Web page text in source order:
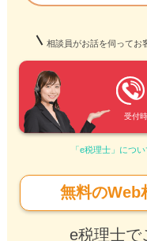
相談員がお話を伺ってお
受付
「e税理士」につ
無料のWeb
e税理士で